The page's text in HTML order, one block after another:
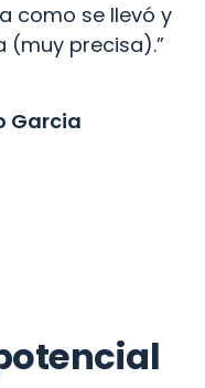
como se llevó y
precisa).”
Garcia